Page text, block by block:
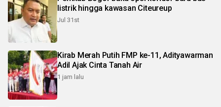
listrik hingga kawasan Citeureup
Jul 31st
Kirab Merah Putih FMP ke-11, Adityawarman
Adil Ajak Cinta Tanah Air
1 jam lalu